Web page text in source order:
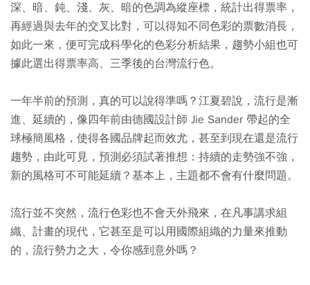
深、暗、鈍、淺、灰、暗的色調為縱座標，統計出得票率，
再經過與去年的交叉比對，可以得知不同色彩的票數消長，
如此一來，便可完成科學化的色彩分析結果，趨勢小組也可
據此選出得票率高、三季後的台灣流行色。
一年半前的預測，真的可以說得準嗎？江夏碧說，流行是漸
進、延續的，像四年前由德國設計師 Jie Sander 帶起的全
球極簡風格，使得各國品牌起而效尤，甚至到現在還是流行
趨勢，由此可見，預測必須試著推想：持續的走勢強不強，
新的風格可不可能延續？基本上，主題都不會有什麼問題。
流行並不突然，流行色彩也不會天外飛來，在凡事講求組
織、計畫的現代，它甚至是可以用國際組織的力量來推動
的，流行勢力之大，令你感到意外嗎？